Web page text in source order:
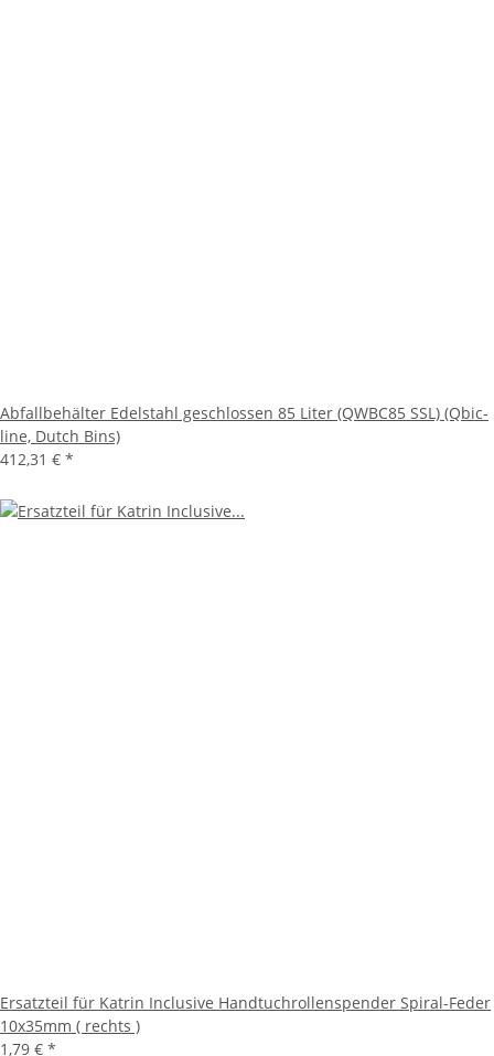
Abfallbehälter Edelstahl geschlossen 85 Liter (QWBC85 SSL) (Qbic-
line, Dutch Bins)
412,31 € *
Ersatzteil für Katrin Inclusive Handtuchrollenspender Spiral-Feder
10x35mm ( rechts )
1,79 € *